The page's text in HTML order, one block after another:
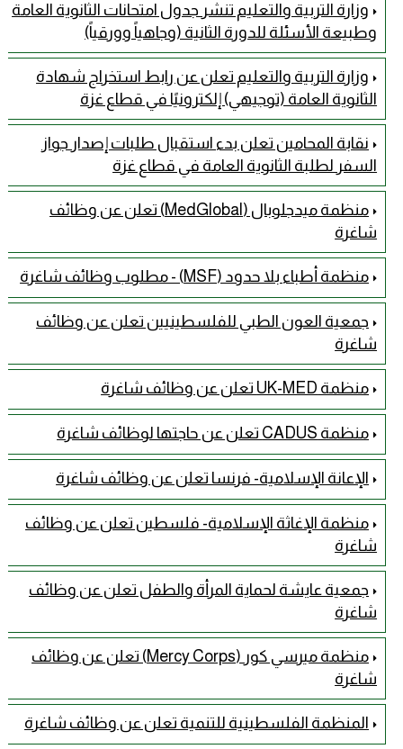
وزارة التربية والتعليم تنشر جدول امتحانات الثانوية العامة
وطبيعة الأسئلة للدورة الثانية (وجاهياً وورقياً)
وزارة التربية والتعليم تعلن عن رابط استخراج شهادة
الثانوية العامة (توجيهي) إلكترونيًا في قطاع غزة
نقابة المحامين تعلن بدء استقبال طلبات إصدار جواز
السفر لطلبة الثانوية العامة في قطاع غزة
منظمة ميدجلوبال (MedGlobal) تعلن عن وظائف
شاغرة
منظمة أطباء بلا حدود (MSF) - مطلوب وظائف شاغرة
جمعية العون الطبي للفلسطينيين تعلن عن وظائف
شاغرة
منظمة UK-MED تعلن عن وظائف شاغرة
منظمة CADUS تعلن عن حاجتها لوظائف شاغرة
الإعانة الإسلامية- فرنسا تعلن عن وظائف شاغرة
منظمة الإغاثة الإسلامية- فلسطين تعلن عن وظائف
شاغرة
جمعية عايشة لحماية المرأة والطفل تعلن عن وظائف
شاغرة
منظمة ميرسي كور (Mercy Corps) تعلن عن وظائف
شاغرة
المنظمة الفلسطينية للتنمية تعلن عن وظائف شاغرة